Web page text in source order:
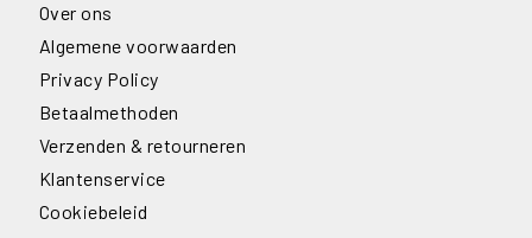
Over ons
Algemene voorwaarden
Privacy Policy
Betaalmethoden
Verzenden & retourneren
Klantenservice
Cookiebeleid